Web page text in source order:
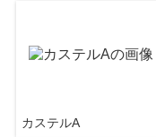
カステルA